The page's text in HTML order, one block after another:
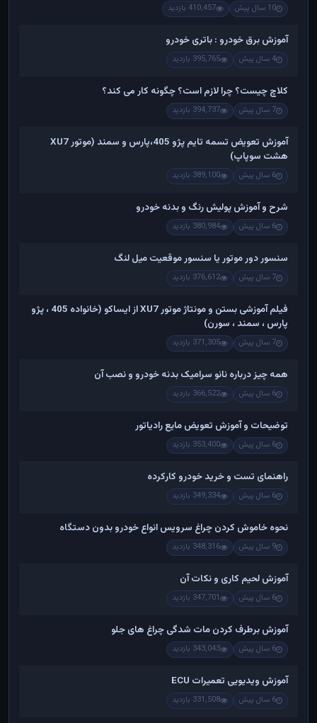
10 سال پیش 410,457 بازدید
آموزش برق خودرو : باتری خودرو
4 سال پیش 395,765 بازدید
کلاچ چیست؟ چرا لازم است؟ چگونه کار می کند؟
7 سال پیش 394,737 بازدید
آموزش تعویض تسمه تایم پژو 405،پارس و سمند (موتور XU7
هشت سوپاپ)
6 سال پیش 389,100 بازدید
شرح و آموزش پولیش رنگ و بدنه خودرو
6 سال پیش 380,984 بازدید
سنسور دور موتور یا سنسور موقعیت میل لنگ
7 سال پیش 376,612 بازدید
فیلم آموزشی بستن و مونتاژ موتور XU7 از ایساکو (خانواده 405 ، پژو
پارس ، سمند ، سورن)
7 سال پیش 371,305 بازدید
همه چیز درباره نانو سرامیک بدنه خودرو و نصب آن
6 سال پیش 366,522 بازدید
توضیحات و آموزش تعویض مایع رادیاتور
6 سال پیش 353,400 بازدید
راهنمای تست و خريد خودرو کارکرده
6 سال پیش 349,334 بازدید
نحوه خاموش کردن چراغ سرویس انواع خودرو بدون دستگاه
9 سال پیش 348,316 بازدید
آموزش لحیم کاری و نکات آن
6 سال پیش 347,701 بازدید
آموزش برطرف کردن مات شدگی چراغ های جلو
6 سال پیش 343,043 بازدید
آموزش ویدیویی تعمیرات ECU
6 سال پیش 331,508 بازدید